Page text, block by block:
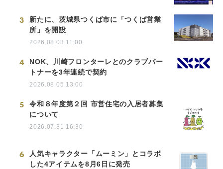
3
新たに、茨城県つくば市に「つくば営業
所」を開設
2026.08.03 11:00
4
NOK、川崎フロンターレとのクラブパー
トナーを3年連続で契約
2026.08.05 13:00
5
令和８年度第２回 市営住宅の入居者募集
について
2026.07.31 16:30
6
人気キャラクター「ムーミン」とコラボ
した4アイテムを8月6日に発売